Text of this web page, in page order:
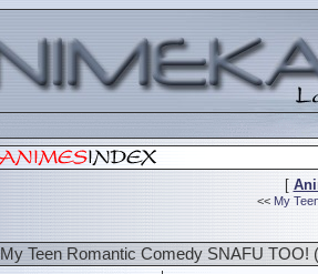
[
<< My
My Teen Romantic Comedy SNAFU TOO!